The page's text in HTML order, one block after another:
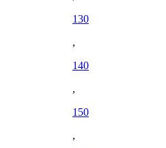
130
,
140
,
150
,